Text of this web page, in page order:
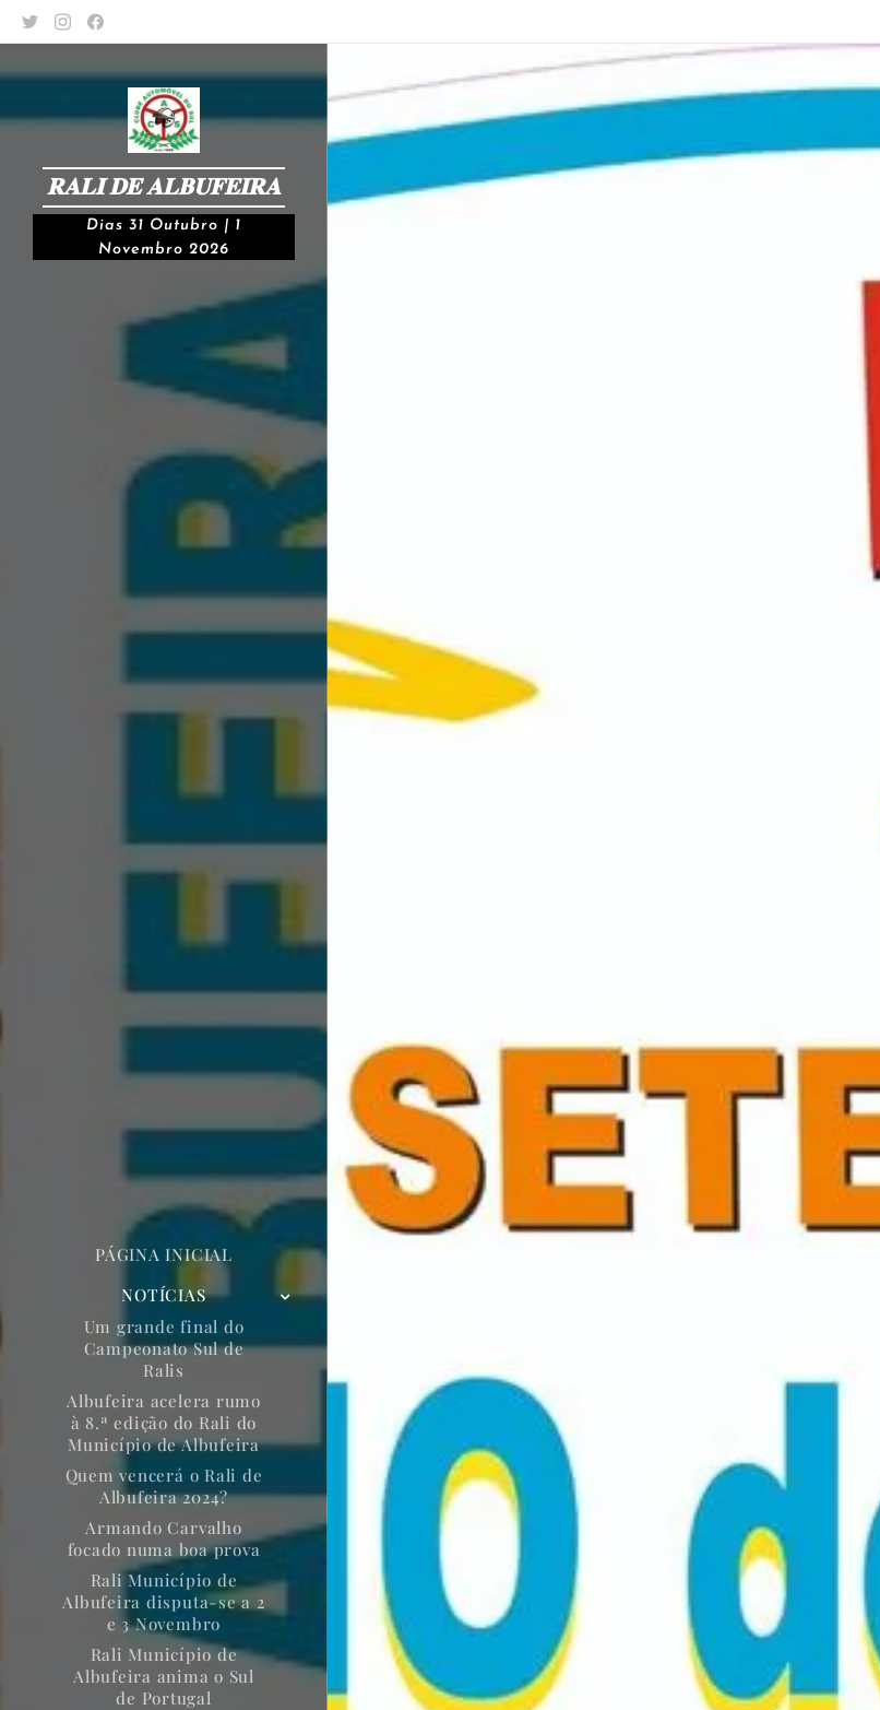
𝐑𝐀𝐋𝐈 𝐃𝐄 𝐀𝐋𝐁𝐔𝐅𝐄𝐈𝐑𝐀
Dias 31 Outubro | 1
Novembro 2026
PÁGINA INICIAL
NOTÍCIAS
Um grande final do
Campeonato Sul de
Ralis
Albufeira acelera rumo
à 8.ª edição do Rali do
Município de Albufeira
Quem vencerá o Rali de
Albufeira 2024?
Armando Carvalho
focado numa boa prova
Rali Município de
Albufeira disputa-se a 2
e 3 Novembro
Rali Município de
Albufeira anima o Sul
de Portugal